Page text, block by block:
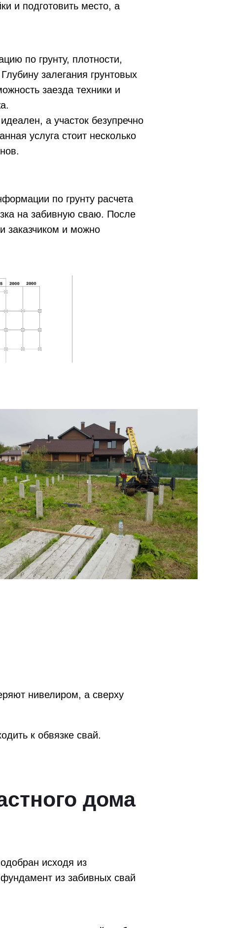
и подготовить место, а
по грунту, плотности,
залегания грунтовых
заезда техники и
а участок безупречно
услуга стоит несколько
по грунту расчета
на забивную сваю. После
заказчиком и можно
нивелиром, а сверху
к обвязке свай.
дома
исходя из
из забивных свай